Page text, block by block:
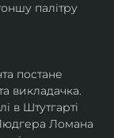
палітру
постане
викладачка.
в Штутгарті
Ломана